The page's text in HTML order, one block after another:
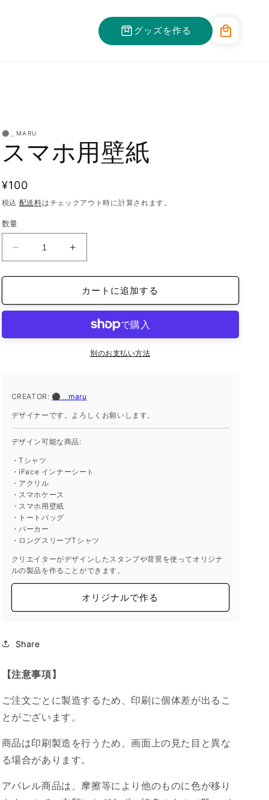
グッズを作る
ー
⚫︎＿MARU
スマホ用壁紙
通
常
価
格
¥100
税込 配送料はチェックアウト時に計算されます。
数量
壁
の
減
ら
す
ス
用
壁
の
増
や
す
カートに追加する
別のお支払い方法
CREATOR: ⚫︎＿maru
デザイナーです。よろしくお願いします。
デザイン可能な商品:
・Tシャツ
・iFace インナーシート
・アクリル
・スマホケース
・スマホ用壁紙
・トートバッグ
・パーカー
・ロングスリーブTシャツ
クリエイターがデザインしたスタンプや背景を使ってオリジナ
ルの製品を作ることができます。
オリジナルで作る
Share
【注意事項】
ご注文ごとに製造するため、印刷に個体差が出るこ
とがございます。
商品は印刷製造を行うため、画面上の見た目と異な
る場合があります。
アパレル商品は、摩擦等により他のものに色が移り